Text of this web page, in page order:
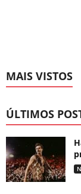
MAIS VISTOS
ÚLTIMOS